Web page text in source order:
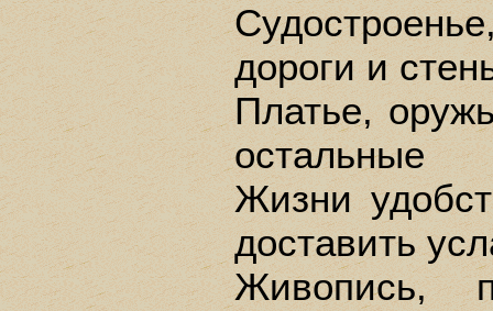
дороги и
Платье,
остальные
Жизни
доставить
Живопись,